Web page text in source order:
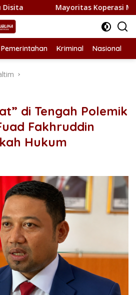
Mayoritas Koperasi Merah Putih
Pemerintahan Kriminal Nasional
di Tengah Polemik
Fakhruddin
Hukum